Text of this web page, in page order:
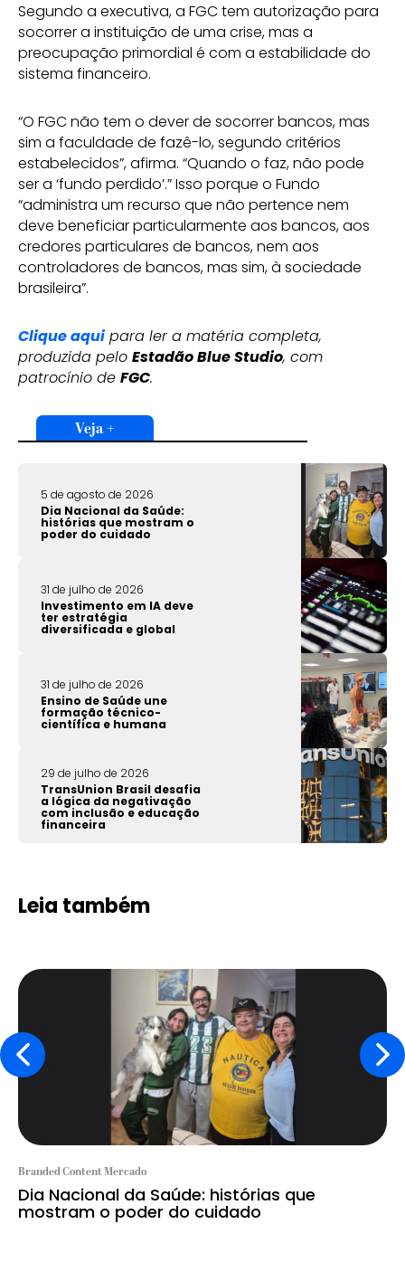
Segundo a executiva, a FGC tem autorização para
socorrer a instituição de uma crise, mas a
preocupação primordial é com a estabilidade do
sistema financeiro.
“O FGC não tem o dever de socorrer bancos, mas
sim a faculdade de fazê-lo, segundo critérios
estabelecidos”, afirma. “Quando o faz, não pode
ser a ‘fundo perdido’.” Isso porque o Fundo
“administra um recurso que não pertence nem
deve beneficiar particularmente aos bancos, aos
credores particulares de bancos, nem aos
controladores de bancos, mas sim, à sociedade
brasileira”.
Clique aquipara ler a matéria completa,
produzida pelo Estadão Blue Studio, com
patrocínio de FGC.
Veja +
5 de agosto de 2026
Dia Nacional da Saúde:
histórias que mostram o
poder do cuidado
31 de julho de 2026
Investimento em IA deve
ter estratégia
diversificada e global
31 de julho de 2026
Ensino de Saúde une
formação técnico-
científica e humana
29 de julho de 2026
TransUnion Brasil desafia
a lógica da negativação
com inclusão e educação
financeira
Leia também
Branded Content Mercado
Dia Nacional da Saúde: histórias que
mostram o poder do cuidado